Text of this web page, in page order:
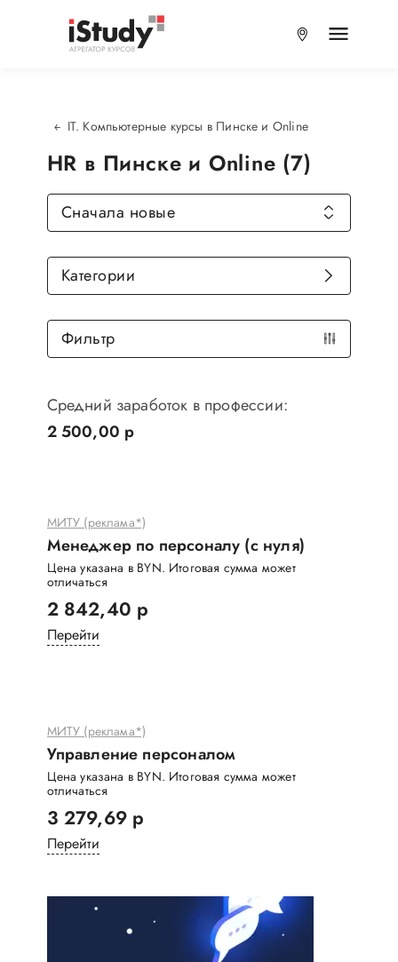
IT. Компьютерные курсы в Пинске и Online
HR в Пинске и Online (7)
Средний заработок в профессии:
2 500,00 р
МИТУ (реклама*)
Менеджер по персоналу (с нуля)
Цена указана в BYN. Итоговая сумма может
отличаться
2 842,40 р
Перейти
МИТУ (реклама*)
Управление персоналом
Цена указана в BYN. Итоговая сумма может
отличаться
3 279,69 р
Перейти
Сначала новые
Категории
Фильтр